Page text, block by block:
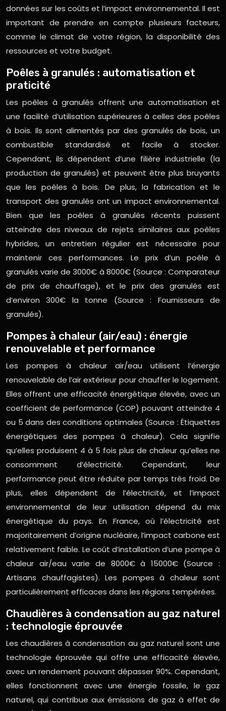
données sur les coûts et l’impact environnemental. Il est
important de prendre en compte plusieurs facteurs,
comme le climat de votre région, la disponibilité des
ressources et votre budget.
Poêles à granulés : automatisation et
praticité
Les poêles à granulés offrent une automatisation et
une facilité d’utilisation supérieures à celles des poêles
à bois. Ils sont alimentés par des granulés de bois, un
combustible standardisé et facile à stocker.
Cependant, ils dépendent d’une filière industrielle (la
production de granulés) et peuvent être plus bruyants
que les poêles à bois. De plus, la fabrication et le
transport des granulés ont un impact environnemental.
Bien que les poêles à granulés récents puissent
atteindre des niveaux de rejets similaires aux poêles
hybrides, un entretien régulier est nécessaire pour
maintenir ces performances. Le prix d’un poêle à
granulés varie de 3000€ à 8000€ (Source : Comparateur
de prix de chauffage), et le prix des granulés est
d’environ 300€ la tonne (Source : Fournisseurs de
granulés).
Pompes à chaleur (air/eau) : énergie
renouvelable et performance
Les pompes à chaleur air/eau utilisent l’énergie
renouvelable de l’air extérieur pour chauffer le logement.
Elles offrent une efficacité énergétique élevée, avec un
coefficient de performance (COP) pouvant atteindre 4
ou 5 dans des conditions optimales (Source : Étiquettes
énergétiques des pompes à chaleur). Cela signifie
qu’elles produisent 4 à 5 fois plus de chaleur qu’elles ne
consomment d’électricité. Cependant, leur
performance peut être réduite par temps très froid. De
plus, elles dépendent de l’électricité, et l’impact
environnemental de leur utilisation dépend du mix
énergétique du pays. En France, où l’électricité est
majoritairement d’origine nucléaire, l’impact carbone est
relativement faible. Le coût d’installation d’une pompe à
chaleur air/eau varie de 8000€ à 15000€ (Source :
Artisans chauffagistes). Les pompes à chaleur sont
particulièrement efficaces dans les régions tempérées.
Chaudières à condensation au gaz naturel
: technologie éprouvée
Les chaudières à condensation au gaz naturel sont une
technologie éprouvée qui offre une efficacité élevée,
avec un rendement pouvant dépasser 90%. Cependant,
elles fonctionnent avec une énergie fossile, le gaz
naturel, qui contribue aux émissions de gaz à effet de